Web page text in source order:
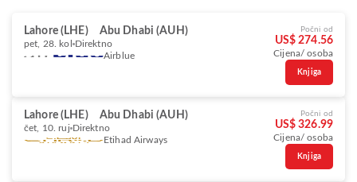
Lahore (LHE) Abu Dhabi (AUH)
pet, 28. kol Direktno
Airblue
Počni od
US$ 274.56
Cijena/ osoba
Knjiga
Lahore (LHE) Abu Dhabi (AUH)
čet, 10. ruj Direktno
Etihad Airways
Počni od
US$ 326.99
Cijena/ osoba
Knjiga